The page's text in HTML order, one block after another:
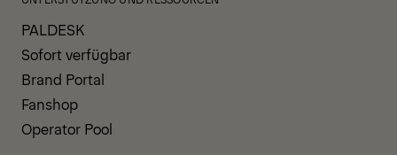
PALDESK
Sofort verfügbar
Brand Portal
Fanshop
Operator Pool